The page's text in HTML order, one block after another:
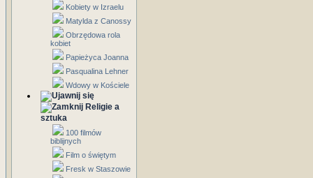
Kobiety w Izraelu
Matylda z Canossy
Obrzędowa rola
kobiet
Papieżyca Joanna
Pasqualina Lehner
Wdowy w Kościele
Religie a
sztuka
100 filmów
biblijnych
Film o świętym
Fresk w Staszowie